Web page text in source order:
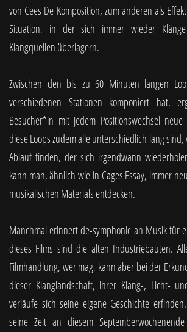
von Cees De-Komposition, zum anderen als
Situation, in der sich immer wieder Klänge
Klangquellen überlagern.
Zwischen den bis zu 60 Minuten langen
verschiedenen Stationen komponiert hat,
Besucher*in mit jedem Positionswechsel neue
diese Loops zudem alle unterschiedlich lang
Ablauf finden, der sich irgendwann
kann man, ähnlich wie in Cages Essay, immer
musikalischen Materials entdecken.
Manchmal erinnert de-symphonic an Musik für
dieses Films sind die alten Industriebauten.
Filmhandlung, wer mag, kann aber bei der
dieser Klanglandschaft, ihrer Klang-, Licht-
verläufe sich seine eigene Geschichte
seine Zeit an diesem